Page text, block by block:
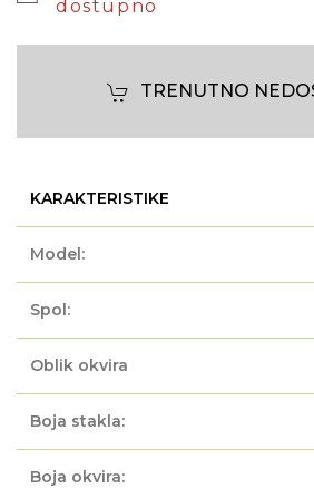
dostupno
TRENUTNO
KARAKTERISTIKE
Model:
Spol:
Oblik okvira
Boja stakla:
Boja okvira: